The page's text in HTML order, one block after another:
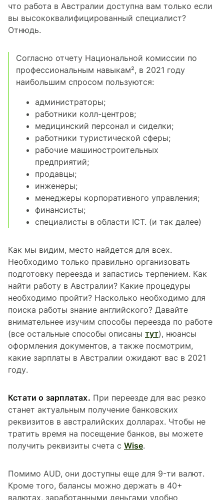
что работа в Австралии доступна вам только если
вы высококвалифицированный специалист?
Отнюдь.
Согласно отчету Национальной комиссии по
профессиональным навыкам², в 2021 году
наибольшим спросом пользуются:
администраторы;
работники колл-центров;
медицинский персонал и сиделки;
работники туристической сферы;
рабочие машиностроительных
предприятий;
продавцы;
инженеры;
менеджеры корпоративного управления;
финансисты;
специалисты в области ICT. (и так далее)
Как мы видим, место найдется для всех.
Необходимо только правильно организовать
подготовку переезда и запастись терпением. Как
найти работу в Австралии? Какие процедуры
необходимо пройти? Насколько необходимо для
поиска работы знание английского? Давайте
внимательнее изучим способы переезда по работе
(все остальные способы описаны тут), нюансы
оформления документов, а также посмотрим,
какие зарплаты в Австралии ожидают вас в 2021
году.
Кстати о зарплатах. При переезде для вас резко
станет актуальным получение банковских
реквизитов в австралийских долларах. Чтобы не
тратить время на посещение банков, вы можете
получить реквизиты счета с Wise.
Помимо AUD, они доступны еще для 9-ти валют.
Кроме того, балансы можно держать в 40+
валютах, заработанными деньгами удобно